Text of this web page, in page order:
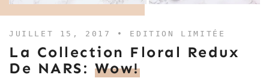
JUILLET 15, 2017 • EDITION LIMITÉE
La Collection Floral Redux
De NARS: Wow!